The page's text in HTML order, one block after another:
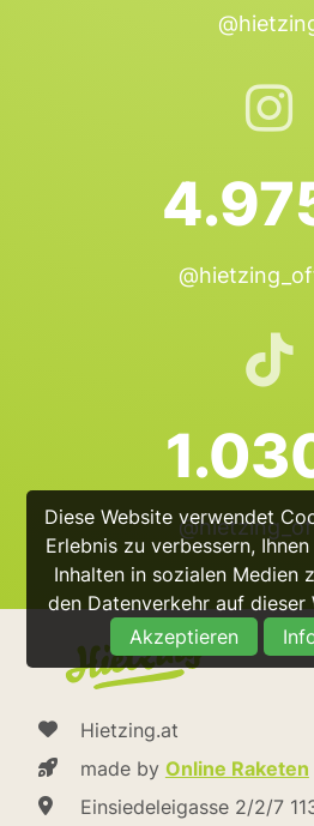
Diese Website verwendet
Erlebnis zu verbessern,
Inhalten in sozialen Medien
den Datenverkehr auf dieser
Akzeptieren
Hietzing.at
made by Online Raketen
Einsiedeleigasse 2/2/7